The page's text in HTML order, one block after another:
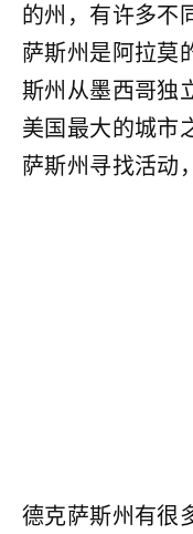
的州，有许多不
萨斯州是阿拉莫
斯州从墨西哥独
美国最大的城市
萨斯州寻找活动
德克萨斯州有很